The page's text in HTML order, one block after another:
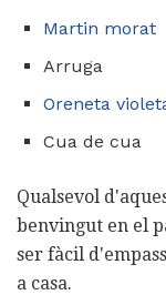
Martin morat
Arruga
Oreneta
Cua de cua
Qualsevol
benvingut en el
ser fàcil
a casa.